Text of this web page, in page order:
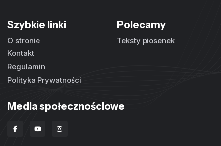
Szybkie linki
O stronie
Kontakt
Regulamin
Polityka Prywatności
Polecamy
Teksty piosenek
Media społecznościowe